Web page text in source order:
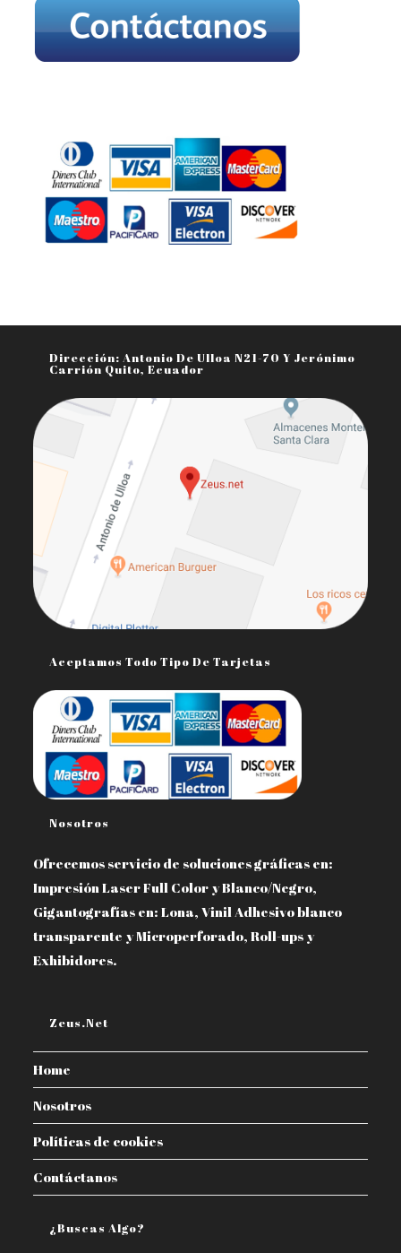
Dirección: Antonio De Ulloa N21-70 Y Jerónimo
Carrión Quito, Ecuador
Aceptamos Todo Tipo De Tarjetas
Nosotros
Ofrecemos servicio de soluciones gráficas en:
Impresión Laser Full Color y Blanco/Negro,
Gigantografías en: Lona, Vinil Adhesivo blanco
transparente y Microperforado, Roll-ups y
Exhibidores.
Zeus.net
Home
Nosotros
Políticas de cookies
Contáctanos
¿Buscas Algo?